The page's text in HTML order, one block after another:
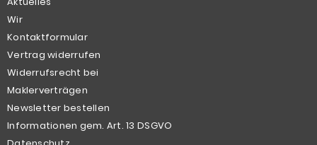
Wir
Kontaktformular
Vertrag widerrufen
Widerrufsrecht bei
Maklerverträgen
Newsletter bestellen
Informationen gem. Art. 13 DSGVO